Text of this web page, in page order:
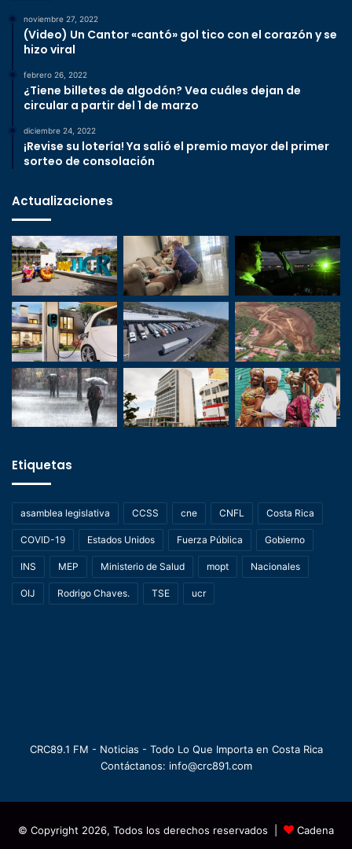
noviembre 27, 2022
(Video) Un Cantor «cantó» gol tico con el corazón y se
hizo viral
febrero 26, 2022
¿Tiene billetes de algodón? Vea cuáles dejan de
circular a partir del 1 de marzo
diciembre 24, 2022
¡Revise su lotería! Ya salió el premio mayor del primer
sorteo de consolación
Actualizaciones
Etiquetas
asamblea legislativa CCSS cne CNFL Costa Rica
COVID-19 Estados Unidos Fuerza Pública Gobierno
INS MEP Ministerio de Salud mopt Nacionales
OIJ Rodrigo Chaves. TSE ucr
CRC89.1 FM - Noticias - Todo Lo Que Importa en Costa Rica
Contáctanos: info@crc891.com
© Copyright 2026, Todos los derechos reservados | Cadena